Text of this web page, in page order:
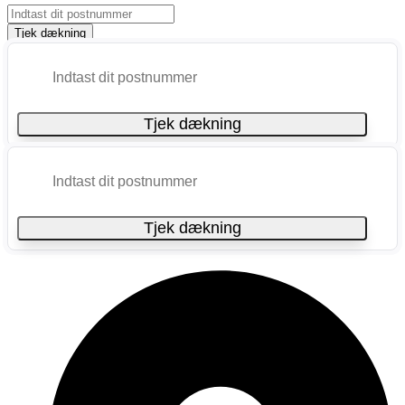
Tjek dækning
Tjek dækning
Tjek dækning